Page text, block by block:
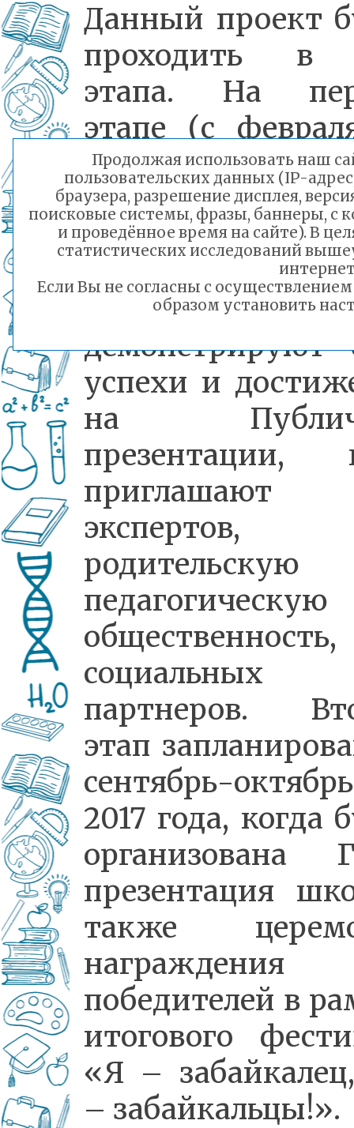
Данный проект
проходить в
этапа. На
этапе (с
июль)
государственные
школы
Забайкальского
демонстрируют
успехи и
на
презентации,
приглашают
экспертов,
педагогическую
общественность,
социальных
партнеров.
этап
сентябрь-октябрь
2017 года, когда
организована
презентация
также
награждения
победителей в
итогового
«Я –
– забайкальцы!».
Продолжая использовать наш
пользовательских данных (IP-
браузера, разрешение дисплея,
поисковые системы, фразы, баннеры, с
и проведённое время на сайте). В
статистических исследований
Если Вы не согласны с
образом установить